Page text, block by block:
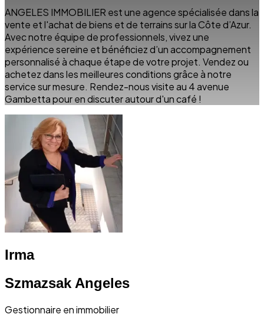
ANGELES IMMOBILIER est une agence spécialisée dans la
vente et l'achat de biens et de terrains sur la Côte d’Azur.
Avec notre équipe de professionnels, vivez une
expérience sereine et bénéficiez d’un accompagnement
personnalisé à chaque étape de votre projet. Vendez ou
achetez dans les meilleures conditions grâce à notre
service sur mesure. Rendez-nous visite au 4 avenue
Gambetta pour en discuter autour d'un café !
Irma
Szmazsak Angeles
Gestionnaire en immobilier